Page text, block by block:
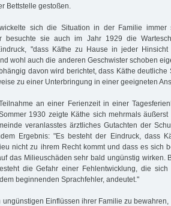
Bettstelle gestoßen.
sich die Situation in der Familie immer
besuchte sie auch im Jahr 1929 die
"dass Käthe zu Hause in jeder
wohl auch die anderen Geschwister schoben
davon wird berichtet, dass Käthe deutliche
zu einer Unterbringung in einer geeigneten
an einer Ferienzeit in einer
1930 zeigte Käthe sich mehrmals
veranlasstes ärztliches Gutachten der
Ergebnis: "Es besteht der Eindruck, dass
nicht zu ihrem Recht kommt und dass es sich
das Milieuschäden sehr bald ungünstig wirken.
die Gefahr einer Fehlentwicklung, die
beginnenden Sprachfehler, andeutet."
ungünstigen Einflüssen ihrer Familie zu